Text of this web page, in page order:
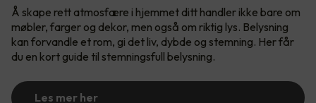
Å skape rett atmosfære i hjemmet ditt handler ikke bare om
møbler, farger og dekor, men også om riktig lys. Belysning
kan forvandle et rom, gi det liv, dybde og stemning. Her får
du en kort guide til stemningsfull belysning.
Les mer her